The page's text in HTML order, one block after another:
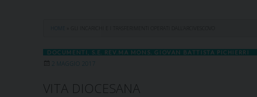
HOME
DOCUMENTI S.E. REV.MA MONS. GIOVAN BATTISTA PICHIERRI
2 MAGGIO 2017
VITA DIOCESANA